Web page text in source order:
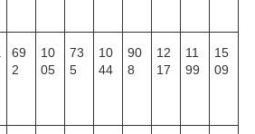
69
2
10
05
73
5
10
44
90
8
12
17
11
99
15
09